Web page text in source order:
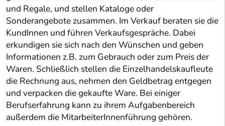
und Regale, und stellen Kataloge oder
Sonderangebote zusammen. Im Verkauf beraten sie die
KundInnen und führen Verkaufsgespräche. Dabei
erkundigen sie sich nach den Wünschen und geben
Informationen z.B. zum Gebrauch oder zum Preis der
Waren. Schließlich stellen die Einzelhandelskaufleute
die Rechnung aus, nehmen den Geldbetrag entgegen
und verpacken die gekaufte Ware. Bei einiger
Berufserfahrung kann zu ihrem Aufgabenbereich
außerdem die MitarbeiterInnenführung gehören.